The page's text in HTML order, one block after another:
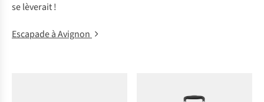
se lèverait !
Escapade à Avignon